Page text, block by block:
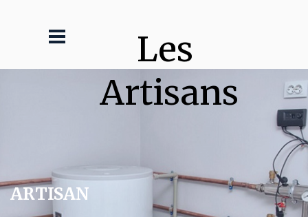
Les
Artisans
ARTISAN